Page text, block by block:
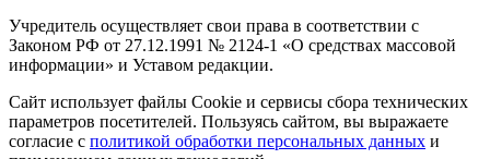
Учредитель осуществляет свои права в соответствии с
Законом РФ от 27.12.1991 № 2124-1 «О средствах массовой
информации» и Уставом редакции.
Сайт использует файлы Cookie и сервисы сбора технических
параметров посетителей. Пользуясь сайтом, вы выражаете
согласие с политикой обработки персональных данных и